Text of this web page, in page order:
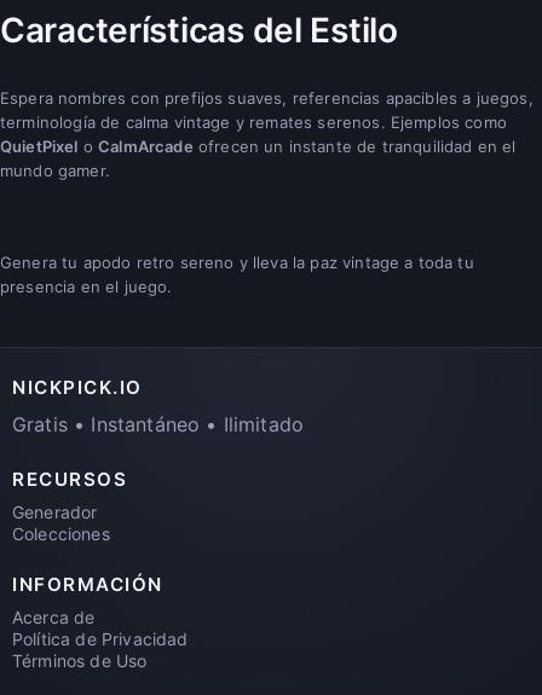
Características del Estilo
Espera nombres con prefijos suaves, referencias apacibles a juegos,
terminología de calma vintage y remates serenos. Ejemplos como
QuietPixel oCalmArcade ofrecen un instante de tranquilidad en el
mundo gamer.
Genera tu apodo retro sereno y lleva la paz vintage a toda tu
presencia en el juego.
NICKPICK.IO
Gratis • Instantáneo • Ilimitado
RECURSOS
Generador
Colecciones
INFORMACIÓN
Acerca de
Política de Privacidad
Términos de Uso